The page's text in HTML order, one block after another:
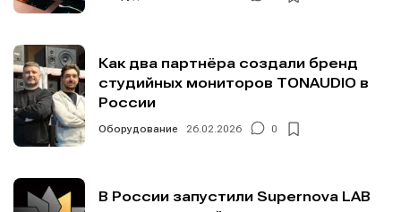
Как два партнёра создали бренд
студийных мониторов TONAUDIO в
России
Оборудование 26.02.2026 0
В России запустили Supernova LAB